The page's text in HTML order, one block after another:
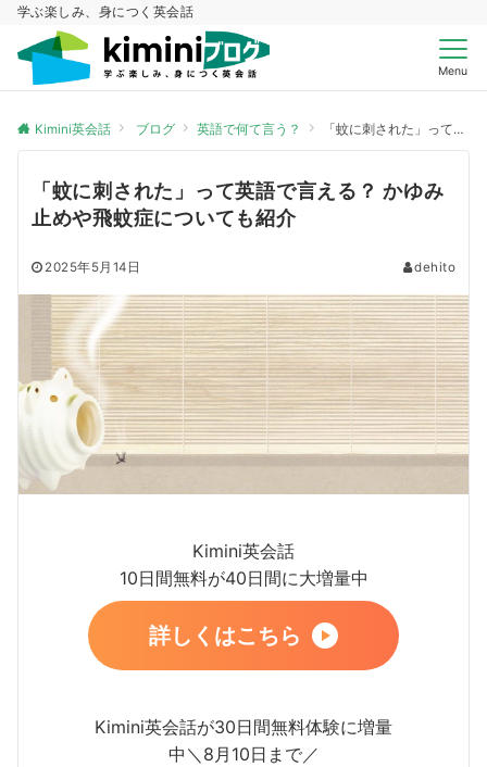
学ぶ楽しみ、身につく英会話
Menu
Kimini英会話 ブログ 英語で何て言う？ 「蚊に刺された」って英語で言える？ かゆみ止めや飛蚊症についても紹介
「蚊に刺された」って英語で言える？ かゆみ
止めや飛蚊症についても紹介
2025年5月14日 dehito
Kimini英会話
10日間無料が40日間に大増量中
詳しくはこちら
Kimini英会話が30日間無料体験に増量
中＼8月10日まで／